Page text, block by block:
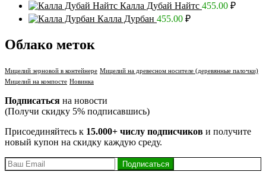
Калла Дубай Найтс 455.00 ₽
Калла Дурбан 455.00 ₽
Облако меток
Мицелий зерновой в контейнере Мицелий на древесном носителе (деревянные палочки)
Мицелий на компосте Новинка
Подписаться на новости
(Получи скидку 5% подписавшись)
Присоединяйтесь к 15.000+ числу подписчиков и получите
новый купон на скидку каждую среду.